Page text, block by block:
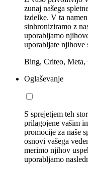
zunaj našega
izdelke. V ta
sinhroniziramo z
uporabljamo
uporabljate njihove
Bing, Criteo,
Oglaševanje
S sprejetjem teh
prilagojene vašim
promocije za naše
osnovi vašega
merimo njihov
uporabljamo